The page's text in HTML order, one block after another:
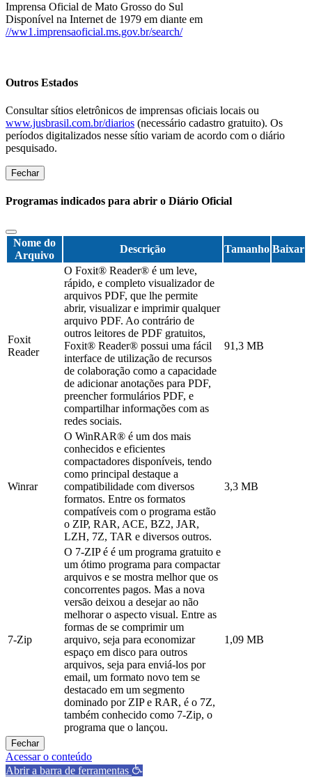
Imprensa Oficial de Mato Grosso do Sul
Disponível na Internet de 1979 em diante em
//ww1.imprensaoficial.ms.gov.br/search/
Outros Estados
Consultar sítios eletrônicos de imprensas oficiais locais ou
www.jusbrasil.com.br/diarios (necessário cadastro gratuito). Os
períodos digitalizados nesse sítio variam de acordo com o diário
pesquisado.
Fechar
Programas indicados para abrir o Diário Oficial
Nome do
Arquivo
Descrição Tamanho Baixar
Foxit
Reader
O Foxit® Reader® é um leve,
rápido, e completo visualizador de
arquivos PDF, que lhe permite
abrir, visualizar e imprimir qualquer
arquivo PDF. Ao contrário de
outros leitores de PDF gratuitos,
Foxit® Reader® possui uma fácil
interface de utilização de recursos
de colaboração como a capacidade
de adicionar anotações para PDF,
preencher formulários PDF, e
compartilhar informações com as
redes sociais.
91,3 MB
Winrar
O WinRAR® é um dos mais
conhecidos e eficientes
compactadores disponíveis, tendo
como principal destaque a
compatibilidade com diversos
formatos. Entre os formatos
compatíveis com o programa estão
o ZIP, RAR, ACE, BZ2, JAR,
LZH, 7Z, TAR e diversos outros.
3,3 MB
7-Zip
O 7-ZIP é é um programa gratuito e
um ótimo programa para compactar
arquivos e se mostra melhor que os
concorrentes pagos. Mas a nova
versão deixou a desejar ao não
melhorar o aspecto visual. Entre as
formas de se comprimir um
arquivo, seja para economizar
espaço em disco para outros
arquivos, seja para enviá-los por
email, um formato novo tem se
destacado em um segmento
dominado por ZIP e RAR, é o 7Z,
também conhecido como 7-Zip, o
programa que o lançou.
1,09 MB
Fechar
Acessar o conteúdo
Abrir a barra de ferramentas